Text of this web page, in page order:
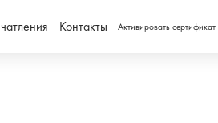
Контакты Активировать сертификат